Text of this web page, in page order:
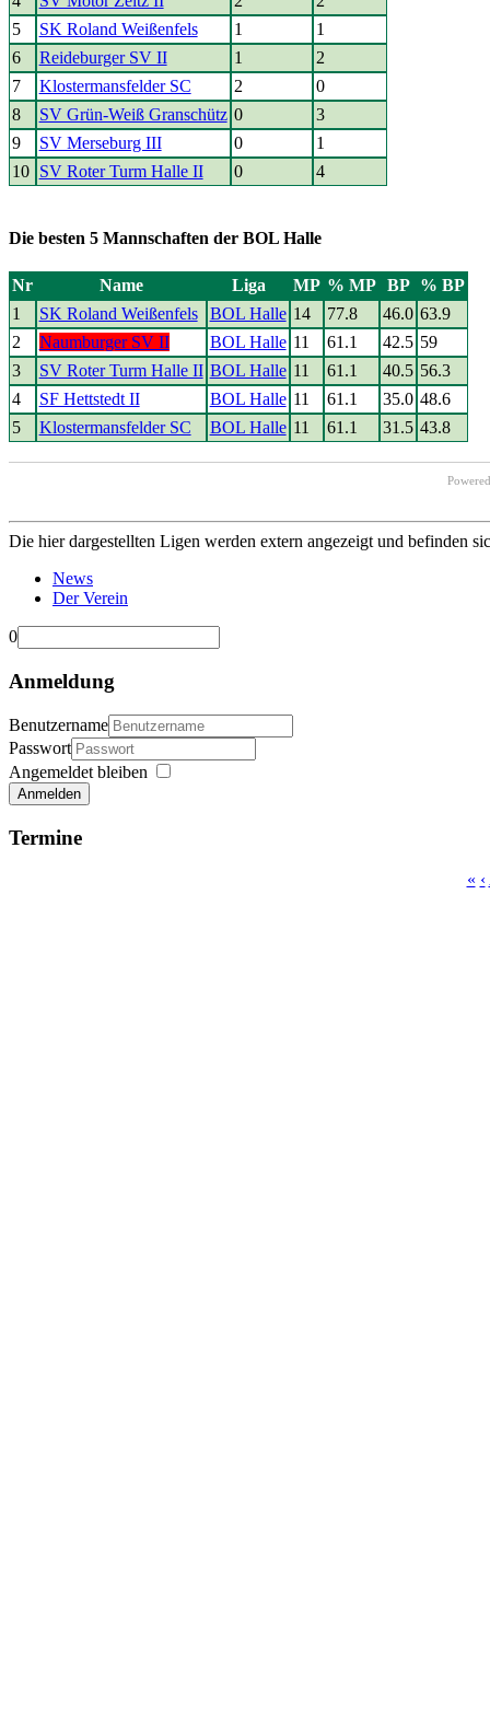
5
SK Roland Weißenfels 1
1
6
Reideburger SV II 1
2
7
Klostermansfelder SC 2
0
8
SV Grün-Weiß Granschütz 0
3
9
SV Merseburg III 0
1
10
SV Roter Turm Halle II 0 4
Die besten 5 Mannschaften der BOL Halle
Nr Name Liga MP % MP BP
% BP
1
SK Roland Weißenfels BOL Halle 14 77.8 46.0 63.9
2
Naumburger SV II BOL Halle 11 61.1 42.5 59
3
SV Roter Turm Halle II BOL Halle 11 61.1 40.5 56.3
4
SF Hettstedt II BOL Halle 11 61.1 35.0 48.6
5
Klostermansfelder SC BOL Halle 11 61.1 31.5 43.8
Die hier dargestellten Ligen werden extern angezeigt und befinden
News
Der Verein
0
Anmeldung
Benutzername
Passwort
Angemeldet bleiben
Anmelden
Termine
« ‹